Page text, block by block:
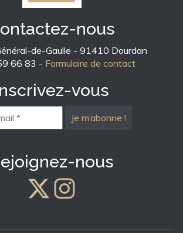
nous
de-Gaulle - 91410 Dourdan
66 83 - Formulaire de contact
vous
mail
*
nous